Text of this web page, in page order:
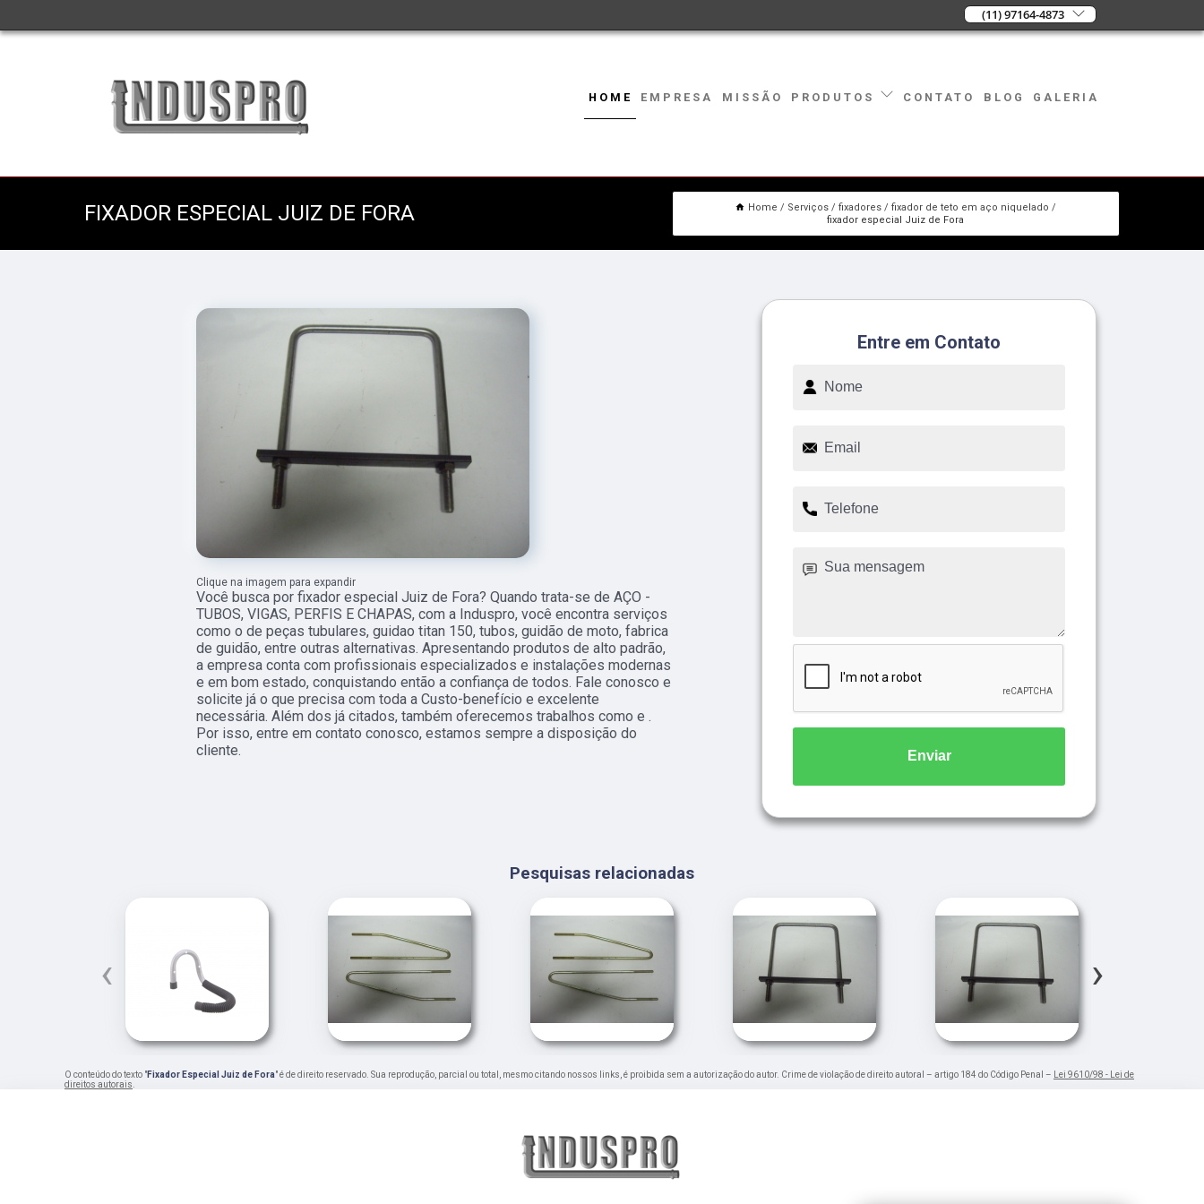
(11) 97164-4873
HOME EMPRESA MISSÃO PRODUTOS CONTATO BLOG GALERIA
FIXADOR ESPECIAL JUIZ DE FORA Home Serviços fixadores
fixador de teto em aço niquelado
fixador especial Juiz de Fora
Clique na imagem para expandir
Você busca por fixador especial Juiz de Fora? Quando trata-se de AÇO -
TUBOS, VIGAS, PERFIS E CHAPAS, com a Induspro, você encontra serviços
como o de peças tubulares, guidao titan 150, tubos, guidão de moto, fabrica
de guidão, entre outras alternativas. Apresentando produtos de alto padrão,
a empresa conta com profissionais especializados e instalações modernas
e em bom estado, conquistando então a confiança de todos. Fale conosco e
solicite já o que precisa com toda a Custo-benefício e excelente
necessária. Além dos já citados, também oferecemos trabalhos como e .
Por isso, entre em contato conosco, estamos sempre a disposição do
cliente.
Entre em Contato
Enviar
Pesquisas relacionadas
‹ ›
O conteúdo do texto "Fixador Especial Juiz de Fora" é de direito reservado. Sua reprodução, parcial ou total, mesmo citando nossos links, é proibida sem a autorização do autor. Crime de violação de direito autoral – artigo 184 do Código Penal –
Lei 9610/98 - Lei de
direitos autorais